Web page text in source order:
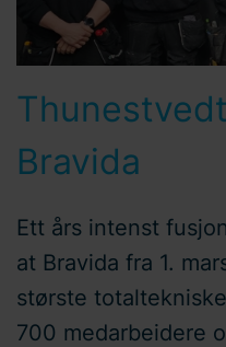
Bravida
Ett års intenst
at Bravida fra 1.
største
700 medarbeidere